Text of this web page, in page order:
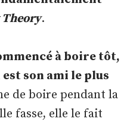
Theory.
à boire tôt,
son ami le plus
de boire pendant la
fasse, elle le fait